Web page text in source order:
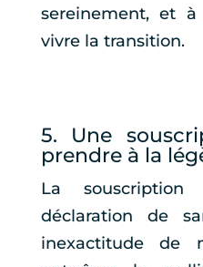
sereinement, et
vivre la transition.
5. Une
prendre à la
La
déclaration de
inexactitude de